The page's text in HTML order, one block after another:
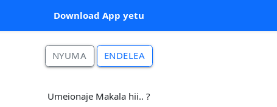
Download App yetu
NYUMA ENDELEA
Umeionaje Makala hii.. ?